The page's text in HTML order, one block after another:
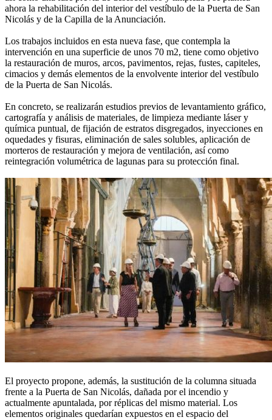
ahora la rehabilitación del interior del vestíbulo de la Puerta de San
Nicolás y de la Capilla de la Anunciación.
Los trabajos incluidos en esta nueva fase, que contempla la
intervención en una superficie de unos 70 m2, tiene como objetivo
la restauración de muros, arcos, pavimentos, rejas, fustes, capiteles,
cimacios y demás elementos de la envolvente interior del vestíbulo
de la Puerta de San Nicolás.
En concreto, se realizarán estudios previos de levantamiento gráfico,
cartografía y análisis de materiales, de limpieza mediante láser y
química puntual, de fijación de estratos disgregados, inyecciones en
oquedades y fisuras, eliminación de sales solubles, aplicación de
morteros de restauración y mejora de ventilación, así como
reintegración volumétrica de lagunas para su protección final.
El proyecto propone, además, la sustitución de la columna situada
frente a la Puerta de San Nicolás, dañada por el incendio y
actualmente apuntalada, por réplicas del mismo material. Los
elementos originales quedarían expuestos en el espacio del